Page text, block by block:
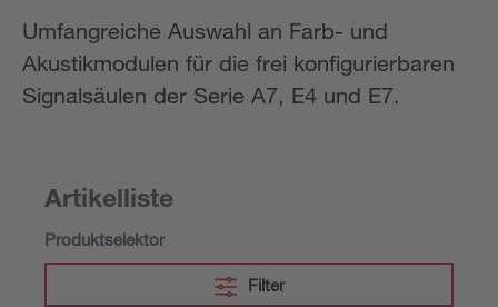
Umfangreiche Auswahl an Farb- und
Akustikmodulen für die frei konfigurierbaren
Signalsäulen der Serie A7, E4 und E7.
Artikelliste
Produktselektor
Filter